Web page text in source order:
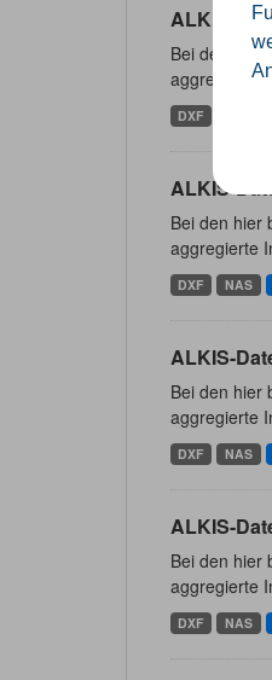
ALKIS-
Bei den hier
aggregierte
DXF
ALKIS-
Bei den hier
aggregierte
DXF NAS
ALKIS-
Bei den hier
aggregierte
DXF NAS
ALKIS-
Bei den hier
aggregierte
DXF NAS